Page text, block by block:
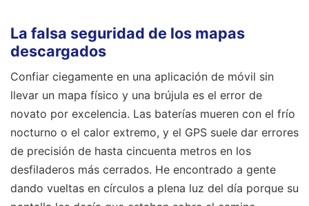
La falsa seguridad de los mapas
descargados
Confiar ciegamente en una aplicación de móvil sin
llevar un mapa físico y una brújula es el error de
novato por excelencia. Las baterías mueren con el frío
nocturno o el calor extremo, y el GPS suele dar errores
de precisión de hasta cincuenta metros en los
desfiladeros más cerrados. He encontrado a gente
dando vueltas en círculos a plena luz del día porque su